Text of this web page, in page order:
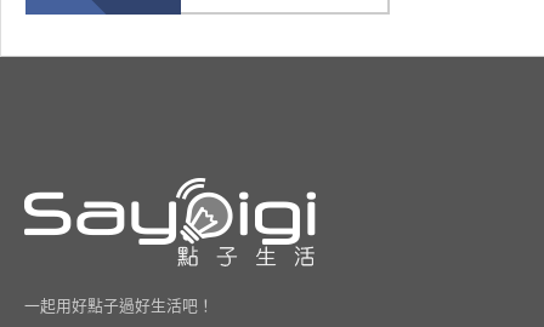
一起用好點子過好生活吧！